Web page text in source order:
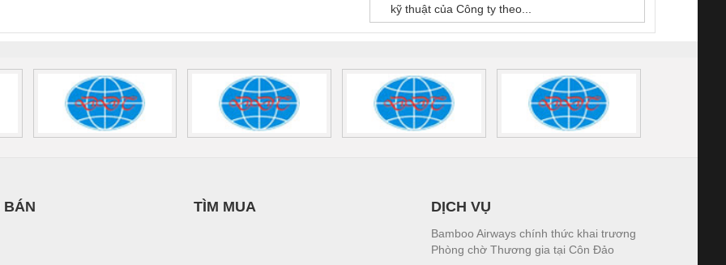
kỹ thuật của Công ty theo...
BÁN TÌM MUA DỊCH VỤ
Bamboo Airways chính thức khai trương
Phòng chờ Thương gia tại Côn Đảo